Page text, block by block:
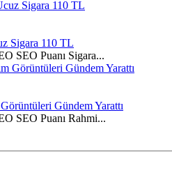
Sigara 110 TL
SEO Puanı Sigara...
Gündem Yarattı
SEO Puanı Rahmi...